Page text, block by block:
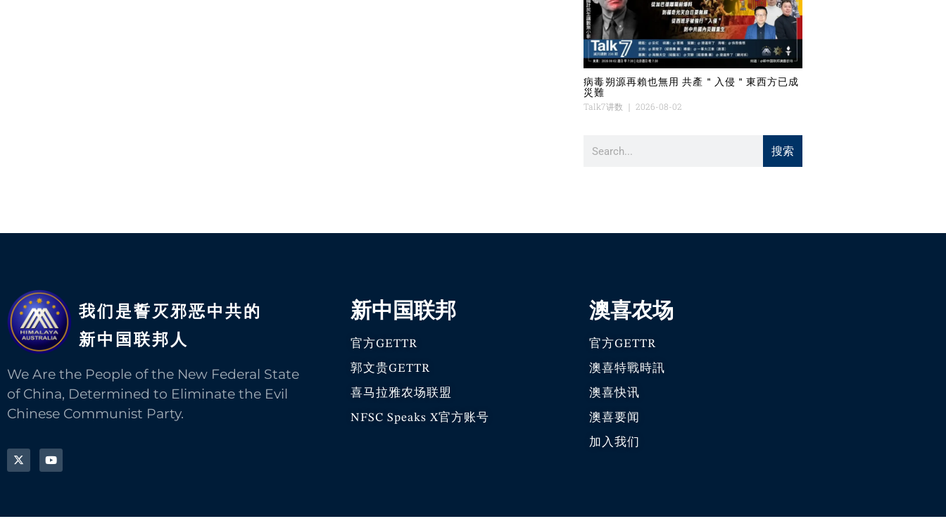
病毒朔源再賴也無用 共產＂入侵＂東西方已成
災難
Talk7讲数
2026-08-02
搜索
我们是誓灭邪恶中共的
新中国联邦人​
We Are the People of the New Federal State
of China, Determined to Eliminate the Evil
Chinese Communist Party.
新中国联邦
官方GETTR
郭文贵GETTR
喜马拉雅农场联盟
NFSC Speaks X官方账号
澳喜农场
官方GETTR
澳喜特戰時訊
澳喜快讯
澳喜要闻
加入我们